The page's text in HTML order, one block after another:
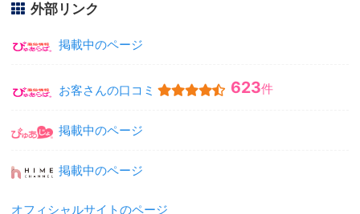
外部リンク
掲載中のページ
お客さんの口コミ 623件
掲載中のページ
掲載中のページ
オフィシャルサイトのページ